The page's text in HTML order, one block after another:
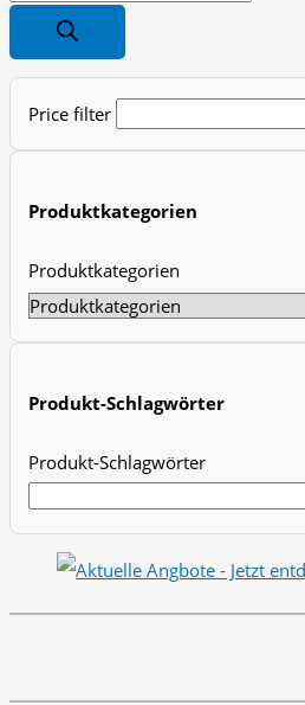
o
c
a
Price filter
Produktkategorien
Produktkategorien
Produkt-Schlagwörter
Produkt-Schlagwörter